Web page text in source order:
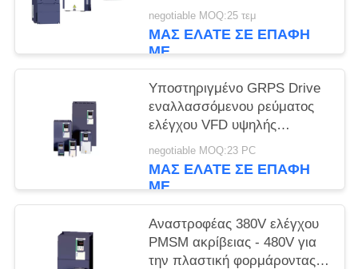
πλαστική φορμάροντας
μηχανή τριφασική
negotiable MOQ:25 τεμ
ΜΑΣ ΕΛΆΤΕ ΣΕ ΕΠΑΦΉ
ΜΕ
Υποστηριγμένο GRPS Drive
εναλλασσόμενου ρεύματος
ελέγχου VFD υψηλής
ακρίβειας αναστροφέων
PMSM
negotiable MOQ:23 PC
ΜΑΣ ΕΛΆΤΕ ΣΕ ΕΠΑΦΉ
ΜΕ
Αναστροφέας 380V ελέγχου
PMSM ακρίβειας - 480V για
την πλαστική φορμάροντας